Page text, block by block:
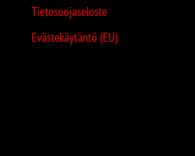
Tietosuojaseloste
Evästekäytäntö (EU)